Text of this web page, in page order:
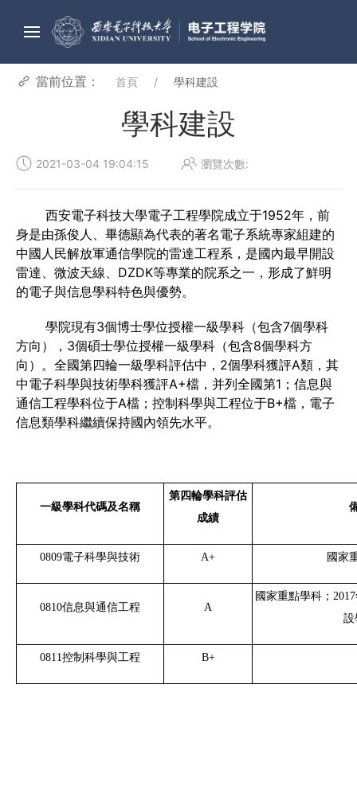
當前位置： 首頁 學科建設
學科建設
2021-03-04 19:04:15 瀏覽次數:
西安電子科技大學電子工程學院成立于1952年，前
身是由孫俊人、畢德顯為代表的著名電子系統專家組建的
中國人民解放軍通信學院的雷達工程系，是國內最早開設
雷達、微波天線、DZDK等專業的院系之一，形成了鮮明
的電子與信息學科特色與優勢。
學院現有3個博士學位授權一級學科（包含7個學科
方向）， 3個碩士學位授權一級學科（包含8個學科方
向）。全國第四輪一級學科評估中， 2個學科獲評A類，其
中電子科學與技術學科獲評A+檔，并列全國第1 ；信息與
通信工程學科位于A檔；控制科學與工程位于B+檔，電子
信息類學科繼續保持國內領先水平。
一級學科代碼及名稱
第四輪學科評估
成績
0809電子科學與技術 A+ 國家
0810信息與通信工程 A
國家重點學科； 2017
設
0811控制科學與工程 B+